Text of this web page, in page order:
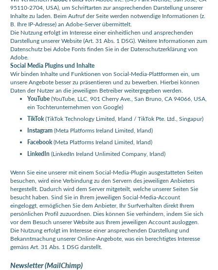
95110-2704, USA), um Schriftarten zur ansprechenden Darstellung unserer
Inhalte zu laden. Beim Aufruf der Seite werden notwendige Informationen (z.
B. Ihre IP-Adresse) an Adobe-Server übermittelt.
Die Nutzung erfolgt im Interesse einer einheitlichen und ansprechenden
Darstellung unserer Website (Art. 31 Abs. 1 DSG). Weitere Informationen zum
Datenschutz bei Adobe Fonts finden Sie in der Datenschutzerklärung von
Adobe.
Social Media Plugins und Inhalte
Wir binden Inhalte und Funktionen von Social-Media-Plattformen ein, um
unsere Angebote besser zu präsentieren und zu bewerben. Hierbei können
Daten der Nutzer an die jeweiligen Betreiber weitergegeben werden.
YouTube(YouTube, LLC, 901 Cherry Ave., San Bruno, CA 94066, USA,
ein Tochterunternehmen von Google)
TikTok(TikTok Technology Limited, Irland / TikTok Pte. Ltd., Singapur)
Instagram(Meta Platforms Ireland Limited, Irland)
Facebook(Meta Platforms Ireland Limited, Irland)
LinkedIn (LinkedIn Ireland Unlimited Company, Irland)
Wenn Sie eine unserer mit einem Social-Media-Plugin ausgestatteten Seiten
besuchen, wird eine Verbindung zu den Servern des jeweiligen Anbieters
hergestellt. Dadurch wird dem Server mitgeteilt, welche unserer Seiten Sie
besucht haben. Sind Sie in Ihrem jeweiligen Social-Media-Account
eingeloggt, ermöglichen Sie dem Anbieter, Ihr Surfverhalten direkt Ihrem
persönlichen Profil zuzuordnen. Dies können Sie verhindern, indem Sie sich
vor dem Besuch unserer Website aus Ihrem jeweiligen Account ausloggen.
Die Nutzung erfolgt im Interesse einer ansprechenden Darstellung und
Bekanntmachung unserer Online-Angebote, was ein berechtigtes Interesse
gemäss Art. 31 Abs. 1 DSG darstellt.
Newsletter (MailChimp)